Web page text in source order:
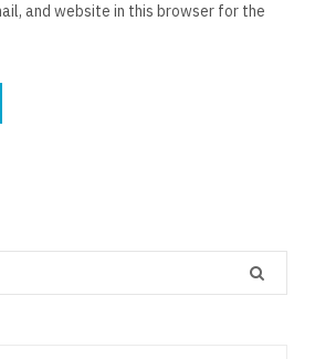
and website in this browser for the